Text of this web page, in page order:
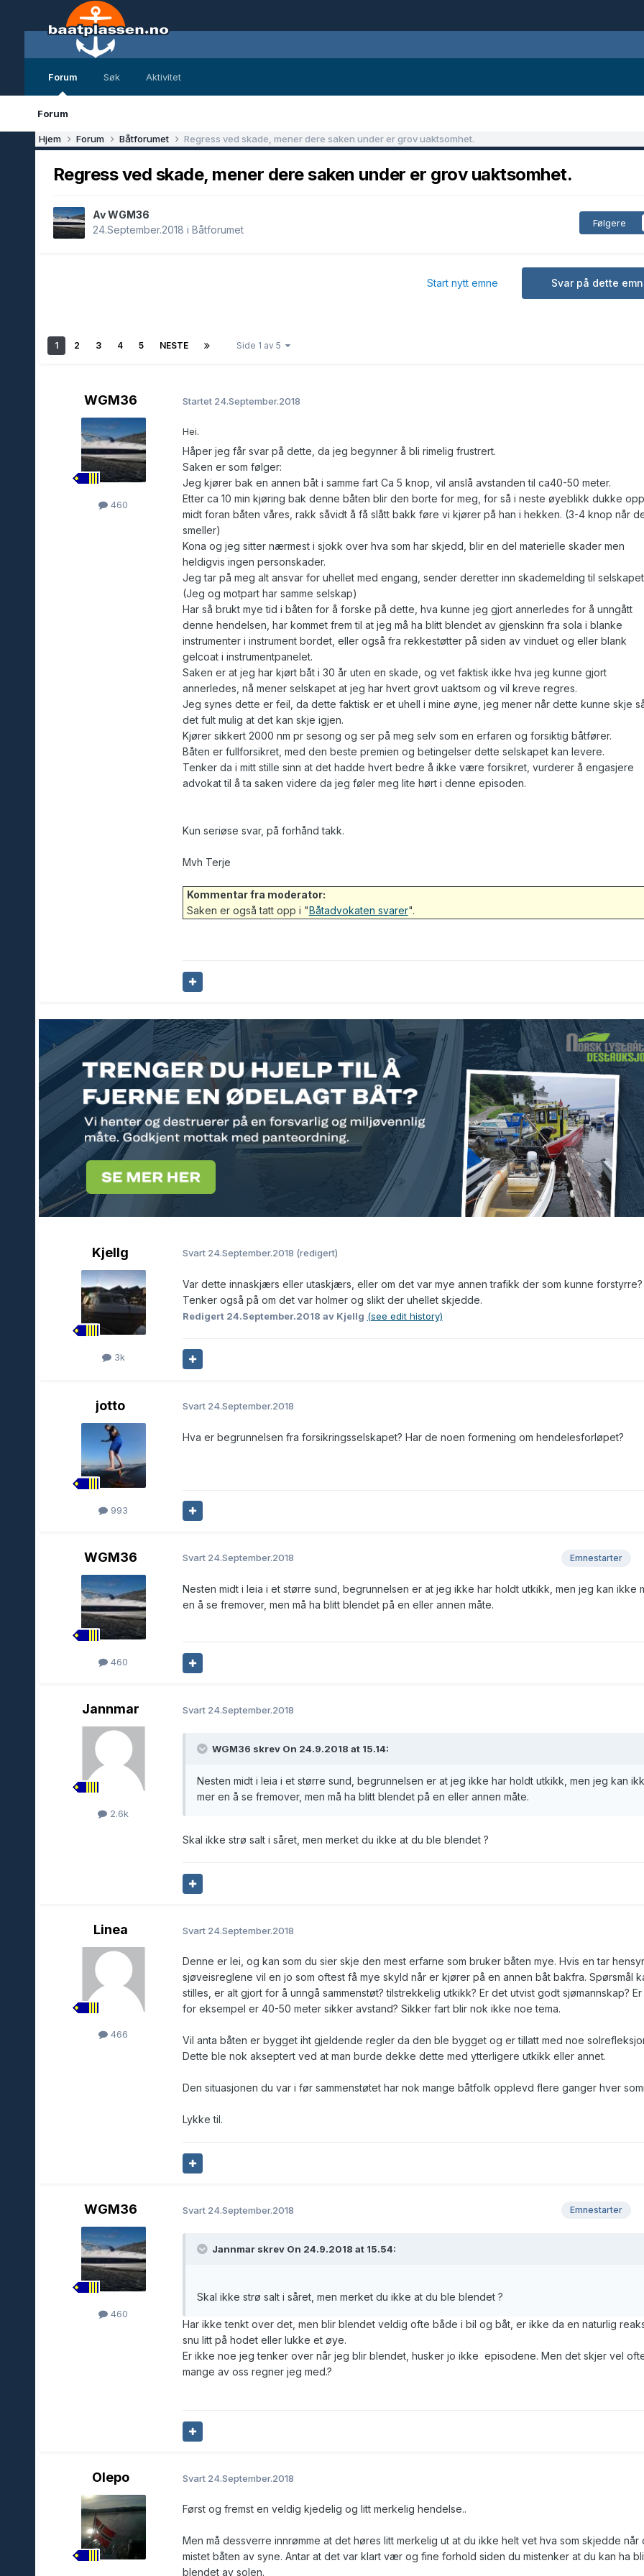
Forum
Forum
Søk Aktivitet
Hjem Forum Båtforumet Regress ved skade, mener dere saken under er grov uaktsomhet.
Regress ved skade, mener dere saken under er grov uaktsomhet.
Av WGM36
24.September.2018 i Båtforumet
Følgere
Svar på dette
Start nytt emne
1 2 3 4 5 NESTE Side 1 av 5
WGM36
460
Startet 24.September.2018
Hei.
Håper jeg får svar på dette, da jeg begynner å bli rimelig frustrert.
Saken er som følger:
Jeg kjører bak en annen båt i samme fart Ca 5 knop, vil anslå avstanden til ca40-50 meter.
Etter ca 10 min kjøring bak denne båten blir den borte for meg, for så i neste øyeblikk dukke opp
midt foran båten våres, rakk såvidt å få slått bakk føre vi kjører på han i hekken. (3-4 knop når
smeller)
Kona og jeg sitter nærmest i sjokk over hva som har skjedd, blir en del materielle skader men
heldigvis ingen personskader.
Jeg tar på meg alt ansvar for uhellet med engang, sender deretter inn skademelding til
(Jeg og motpart har samme selskap)
Har så brukt mye tid i båten for å forske på dette, hva kunne jeg gjort annerledes for å unngått
denne hendelsen, har kommet frem til at jeg må ha blitt blendet av gjenskinn fra sola i blanke
instrumenter i instrument bordet, eller også fra rekkestøtter på siden av vinduet og eller blank
gelcoat i instrumentpanelet.
Saken er at jeg har kjørt båt i 30 år uten en skade, og vet faktisk ikke hva jeg kunne gjort
annerledes, nå mener selskapet at jeg har hvert grovt uaktsom og vil kreve regres.
Jeg synes dette er feil, da dette faktisk er et uhell i mine øyne, jeg mener når dette kunne skje
det fult mulig at det kan skje igjen.
Kjører sikkert 2000 nm pr sesong og ser på meg selv som en erfaren og forsiktig båtfører.
Båten er fullforsikret, med den beste premien og betingelser dette selskapet kan levere.
Tenker da i mitt stille sinn at det hadde hvert bedre å ikke være forsikret, vurderer å engasjere
advokat til å ta saken videre da jeg føler meg lite hørt i denne episoden.
Kun seriøse svar, på forhånd takk.
Mvh Terje
Kommentar fra moderator:
Saken er også tatt opp i "Båtadvokaten svarer".
Kjellg
3k
Svart 24.September.2018 (redigert)
Var dette innaskjærs eller utaskjærs, eller om det var mye annen trafikk der som kunne forstyrre?
Tenker også på om det var holmer og slikt der uhellet skjedde.
Redigert 24.September.2018 av Kjellg (see edit history)
jotto
993
Svart 24.September.2018
Hva er begrunnelsen fra forsikringsselskapet? Har de noen formening om hendelesforløpet?
WGM36
460
Emnestarter
Svart 24.September.2018
Nesten midt i leia i et større sund, begrunnelsen er at jeg ikke har holdt utkikk, men jeg kan ikke
en å se fremover, men må ha blitt blendet på en eller annen måte.
Jannmar
2.6k
Svart 24.September.2018
WGM36 skrev On 24.9.2018 at 15.14:
Nesten midt i leia i et større sund, begrunnelsen er at jeg ikke har holdt utkikk, men jeg kan
mer en å se fremover, men må ha blitt blendet på en eller annen måte.
Skal ikke strø salt i såret, men merket du ikke at du ble blendet ?
Linea
466
Svart 24.September.2018
Denne er lei, og kan som du sier skje den mest erfarne som bruker båten mye. Hvis en tar
sjøveisreglene vil en jo som oftest få mye skyld når er kjører på en annen båt bakfra. Spørsmål
stilles, er alt gjort for å unngå sammenstøt? tilstrekkelig utkikk? Er det utvist godt sjømannskap? Er
for eksempel er 40-50 meter sikker avstand? Sikker fart blir nok ikke noe tema.
Vil anta båten er bygget iht gjeldende regler da den ble bygget og er tillatt med noe
Dette ble nok akseptert ved at man burde dekke dette med ytterligere utkikk eller annet.
Den situasjonen du var i før sammenstøtet har nok mange båtfolk opplevd flere ganger hver
Lykke til.
WGM36
460
Emnestarter
Svart 24.September.2018
Jannmar skrev On 24.9.2018 at 15.54:
Skal ikke strø salt i såret, men merket du ikke at du ble blendet ?
Har ikke tenkt over det, men blir blendet veldig ofte både i bil og båt, er ikke da en naturlig
snu litt på hodet eller lukke et øye.
Er ikke noe jeg tenker over når jeg blir blendet, husker jo ikke episodene. Men det skjer vel
mange av oss regner jeg med.?
Olepo Svart 24.September.2018
Først og fremst en veldig kjedelig og litt merkelig hendelse..
Men må dessverre innrømme at det høres litt merkelig ut at du ikke helt vet hva som skjedde når
mistet båten av syne. Antar at det var klart vær og fine forhold siden du mistenker at du kan ha
blendet av solen.